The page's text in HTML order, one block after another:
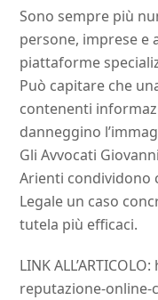
Sono sempre più
persone, imprese e
piattaforme
Può capitare che
contenenti
danneggino
Gli Avvocati
Arienti condividono
Legale un caso
tutela più efficaci.
LINK
reputazione-online-